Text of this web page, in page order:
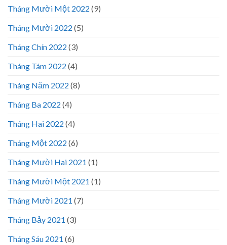
Tháng Mười Một 2022 (9)
Tháng Mười 2022 (5)
Tháng Chín 2022 (3)
Tháng Tám 2022 (4)
Tháng Năm 2022 (8)
Tháng Ba 2022 (4)
Tháng Hai 2022 (4)
Tháng Một 2022 (6)
Tháng Mười Hai 2021 (1)
Tháng Mười Một 2021 (1)
Tháng Mười 2021 (7)
Tháng Bảy 2021 (3)
Tháng Sáu 2021 (6)